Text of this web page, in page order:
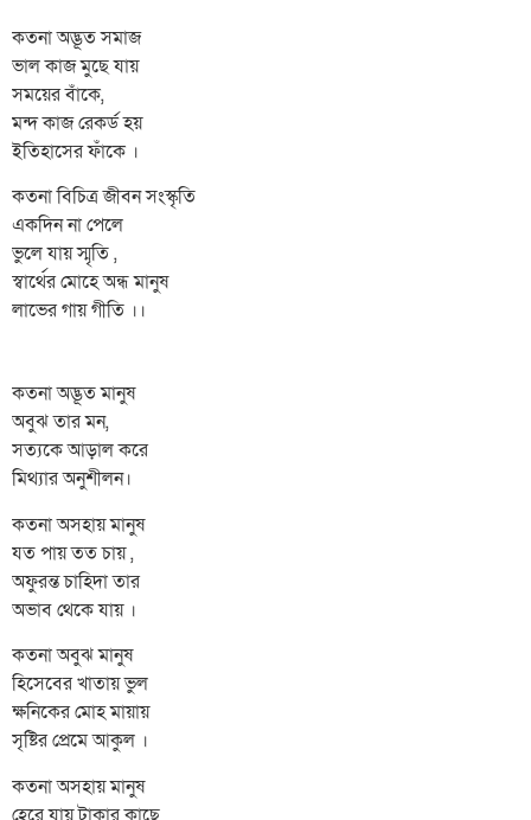
কতনা অদ্ভূত সমাজ
ভাল কাজ মুছে যায়
সময়ের বাঁকে,
মন্দ কাজ রেকর্ড হয়
ইতিহাসের ফাঁকে ।
কতনা বিচিত্র জীবন সংস্কৃতি
একদিন না পেলে
ভুলে যায় স্মৃতি ,
স্বার্থের মোহে অন্ধ মানুষ
লাভের গায় গীতি ।।
কতনা অদ্ভূত মানুষ
অবুঝ তার মন,
সত্যকে আড়াল করে
মিথ্যার অনুশীলন।
কতনা অসহায় মানুষ
যত পায় তত চায় ,
অফুরন্ত চাহিদা তার
অভাব থেকে যায় ।
কতনা অবুঝ মানুষ
হিসেবের খাতায় ভুল
ক্ষনিকের মোহ মায়ায়
সৃষ্টির প্রেমে আকুল ।
কতনা অসহায় মানুষ
হেরে যায় টাকার কাছে